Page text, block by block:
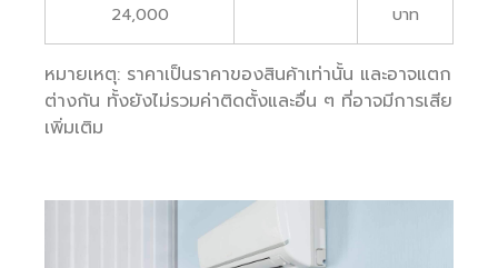
24,000
บาท
หมายเหตุ: ราคาเป็นราคาของสินค้าเท่านั้น และอาจแตก
ต่างกัน ทั้งยังไม่รวมค่าติดตั้งและอื่น ๆ ที่อาจมีการเสีย
เพิ่มเติม